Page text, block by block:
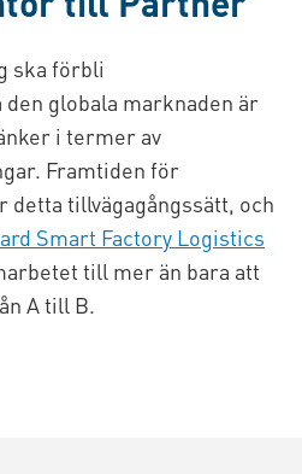
ska förbli
globala marknaden är
i termer av
Framtiden för
detta tillvägagångssätt, och
Smart Factory Logistics
till mer än bara att
A till B.